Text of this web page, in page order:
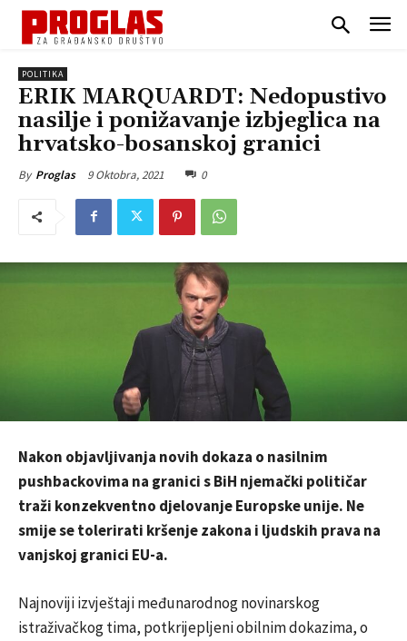
POLITIKA
ERIK MARQUARDT: Nedopustivo
nasilje i ponižavanje izbjeglica na
hrvatsko-bosanskoj granici
By Proglas 9 Oktobra, 2021 0
Nakon objavljivanja novih dokaza o nasilnim
pushbackovima na granici s BiH njemački političar
traži konzekventno djelovanje Europske unije. Ne
smije se tolerirati kršenje zakona i ljudskih prava na
vanjskoj granici EU-a.
Najnoviji izvještaji međunarodnog novinarskog
istraživačkog tima, potkrijepljeni obilnim dokazima, o